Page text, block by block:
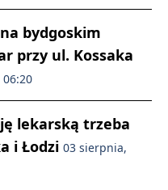
bydgoskim
przy ul. Kossaka
lekarską trzeba
i Łodzi 03 sierpnia,